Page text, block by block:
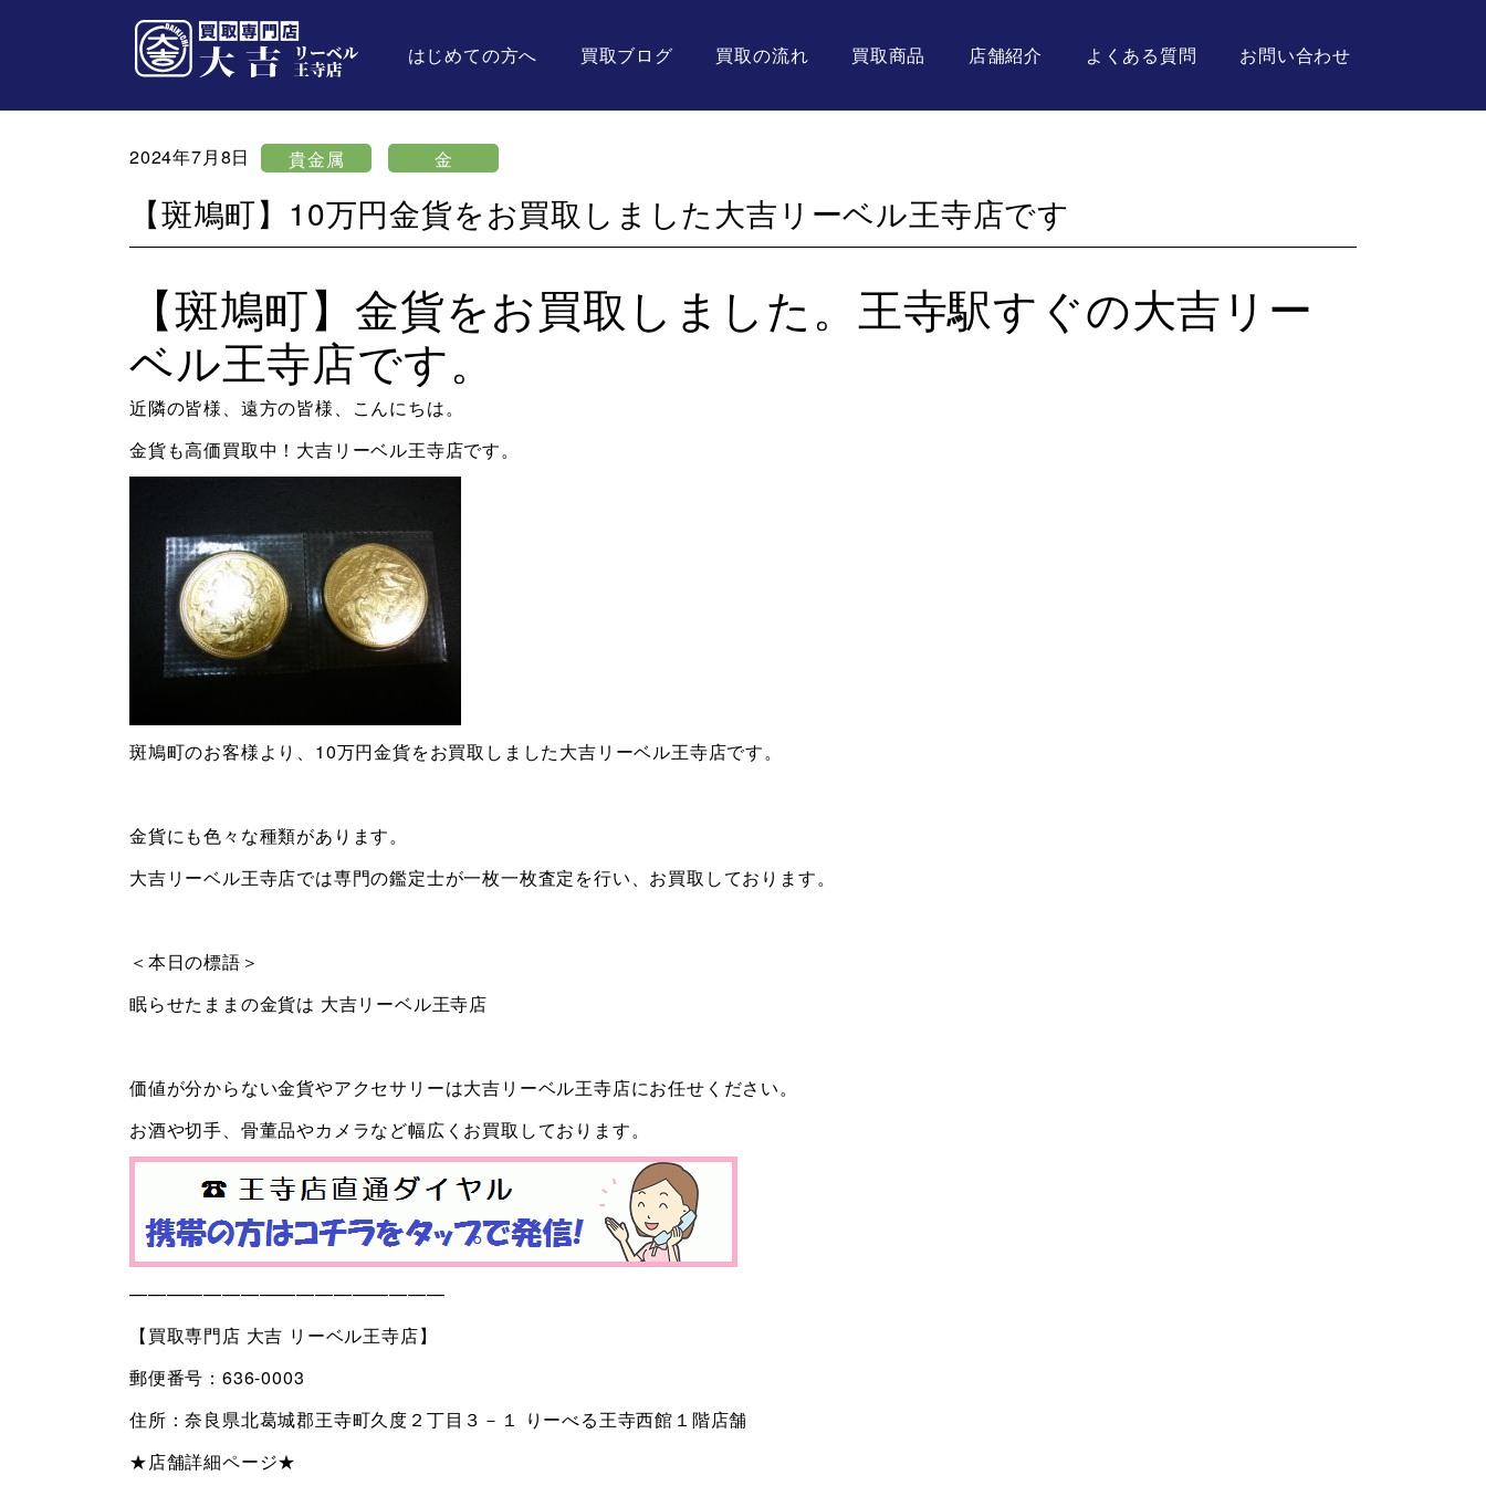
はじめての方へ 買取ブログ 買取の流れ 買取商品 店舗紹介 よくある質問 お問い合わせ
2024年7月8日 貴金属 金
【斑鳩町】10万円金貨をお買取しました大吉リーベル王寺店です
【斑鳩町】金貨をお買取しました。王寺駅すぐの大吉リー
ベル王寺店です。
近隣の皆様、遠方の皆様、こんにちは。
金貨も高価買取中！大吉リーベル王寺店です。
斑鳩町のお客様より、10万円金貨をお買取しました大吉リーベル王寺店です。
金貨にも色々な種類があります。
大吉リーベル王寺店では専門の鑑定士が一枚一枚査定を行い、お買取しております。
＜本日の標語＞
眠らせたままの金貨は 大吉リーベル王寺店
価値が分からない金貨やアクセサリーは大吉リーベル王寺店にお任せください。
お酒や切手、骨董品やカメラなど幅広くお買取しております。
—————————————————
【買取専門店 大吉 リーベル王寺店】
郵便番号：636-0003
住所：奈良県北葛城郡王寺町久度２丁目３－１ りーべる王寺西館１階店舗
★店舗詳細ページ★